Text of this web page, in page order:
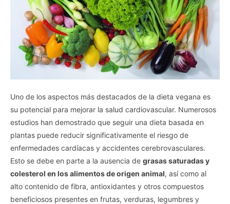
Uno de los aspectos más destacados de la dieta vegana es
su potencial para mejorar la salud cardiovascular. Numerosos
estudios han demostrado que seguir una dieta basada en
plantas puede reducir significativamente el riesgo de
enfermedades cardíacas y accidentes cerebrovasculares.
Esto se debe en parte a la ausencia de grasas saturadas y
colesterol en los alimentos de origen animal, así como al
alto contenido de fibra, antioxidantes y otros compuestos
beneficiosos presentes en frutas, verduras, legumbres y